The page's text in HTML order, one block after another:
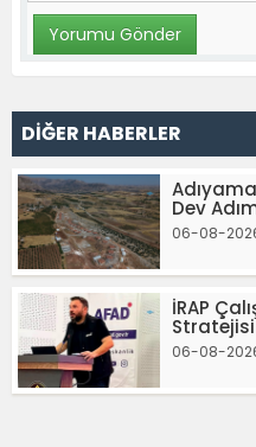
DİĞER HABERLER
Dev
06-08-
İRAP
06-08-